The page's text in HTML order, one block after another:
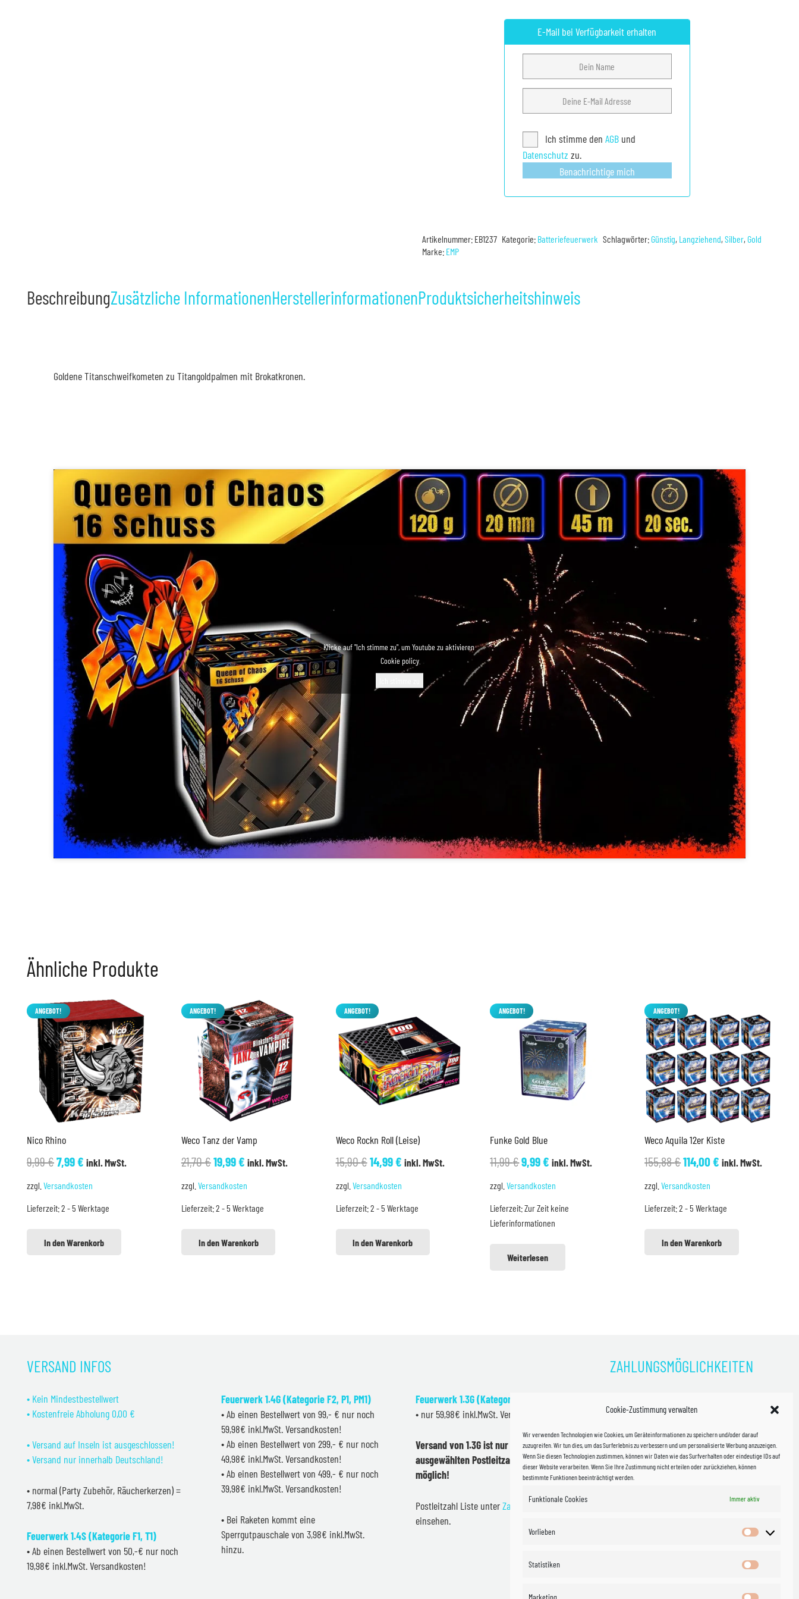
Cookie-Zustimmung verwalten
Wir verwenden Technologien wie Cookies, um Geräteinformationen zu speichern und/oder darauf
zuzugreifen. Wir tun dies, um das Surferlebnis zu verbessern und um personalisierte Werbung anzuzeigen.
Wenn Sie diesen Technologien zustimmen, können wir Daten wie das Surfverhalten oder eindeutige IDs auf
dieser Website verarbeiten. Wenn Sie Ihre Zustimmung nicht erteilen oder zurückziehen, können
bestimmte Funktionen beeinträchtigt werden.
Funktionale Cookies Immer aktiv
Vorlieben Vorlieben
Statistiken
Marketing
E-Mail bei Verfügbarkeit erhalten
Ich stimme den AGB und
Datenschutz zu.
Benachrichtige mich
Artikelnummer: EB1237 Kategorie: Batteriefeuerwerk Schlagwörter: Günstig, Langziehend,Silber, Gold
Marke: EMP
BeschreibungZusätzliche InformationenHerstellerinformationenProduktsicherheitshinweis
Goldene Titanschweifkometen zu Titangoldpalmen mit Brokatkronen.
Klicke auf "Ich stimme zu", um Youtube zu aktivieren
Cookie policy
Ähnliche Produkte
ANGEBOT!
Nico Rhino
9,99€Ursprünglicher
Preis
9,99 €
7,99€Aktueller
7,99 €.
inkl. MwSt.
zzgl. Versandkosten
Lieferzeit:2 - 5 Werktage
In den Warenkorb
ANGEBOT!
Weco Tanz der Vamp
21,70€Ursprünglicher
Preis
21,70 €
19,99€Aktueller
19,99 €.
inkl. MwSt.
zzgl. Versandkosten
Lieferzeit:2 - 5 Werktage
In den Warenkorb
ANGEBOT!
Weco Rockn Roll (Leise)
15,90€Ursprünglicher
Preis
15,90 €
14,99€Aktueller
14,99 €.
inkl. MwSt.
zzgl. Versandkosten
Lieferzeit:2 - 5 Werktage
In den Warenkorb
ANGEBOT!
Funke Gold Blue
11,99€Ursprünglicher
Preis
11,99 €
9,99€Aktueller
9,99 €.
inkl. MwSt.
zzgl.Versandkosten
Lieferzeit:Zur Zeit keine
Lieferinformationen
Weiterlesen
ANGEBOT!
Weco Aquila 12er Kiste
155,88€Ursprünglicher
Preis
155,88 €
114,00€Aktueller
114,00 €.
inkl. MwSt.
zzgl.Versandkosten
Lieferzeit:2 - 5 Werktage
In den Warenkorb
VERSAND INFOS
• Kein Mindestbestellwert
• Kostenfreie Abholung 0,00 €
• Versand auf Inseln ist ausgeschlossen!
• Versand nur innerhalb Deutschland!
• normal (Party Zubehör, Räucherkerzen) =
7,98€ inkl.MwSt.
Feuerwerk 1.4S (Kategorie F1, T1)
• Ab einen Bestellwert von 50,-€ nur noch
19,98€ inkl.MwSt. Versandkosten!
Feuerwerk 1.4G (Kategorie F2, P1, PM1)
• Ab einen Bestellwert von 99,- € nur noch
59,98€ inkl.MwSt. Versandkosten!
• Ab einen Bestellwert von 299,- € nur noch
49,98€ inkl.MwSt. Versandkosten!
• Ab einen Bestellwert von 499,- € nur noch
39,98€ inkl.MwSt. Versandkosten!
• Bei Raketen kommt eine
Sperrgutpauschale von 3,98€ inkl.MwSt.
hinzu.
Feuerwerk 1.3G (Kategorie F2)
• nur 59,98€ inkl.MwSt. Versandkosten!
Versand von 1.3G ist nur innerhalb
ausgewählten Postleitzahlen in Sachsen
möglich!
Postleitzahl Liste unterZahlung & Versand
einsehen.
ZAHLUNGSMÖGLICHKEITEN